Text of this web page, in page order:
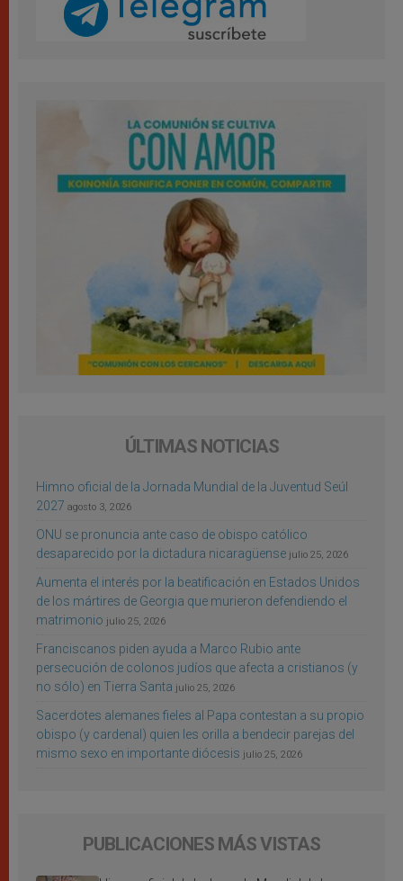
ÚLTIMAS NOTICIAS
Himno oficial de la Jornada Mundial de la Juventud Seúl
2027 agosto 3, 2026
ONU se pronuncia ante caso de obispo católico
desaparecido por la dictadura nicaragüense julio 25, 2026
Aumenta el interés por la beatificación en Estados Unidos
de los mártires de Georgia que murieron defendiendo el
matrimonio julio 25, 2026
Franciscanos piden ayuda a Marco Rubio ante
persecución de colonos judíos que afecta a cristianos (y
no sólo) en Tierra Santa julio 25, 2026
Sacerdotes alemanes fieles al Papa contestan a su propio
obispo (y cardenal) quien les orilla a bendecir parejas del
mismo sexo en importante diócesis julio 25, 2026
PUBLICACIONES MÁS VISTAS